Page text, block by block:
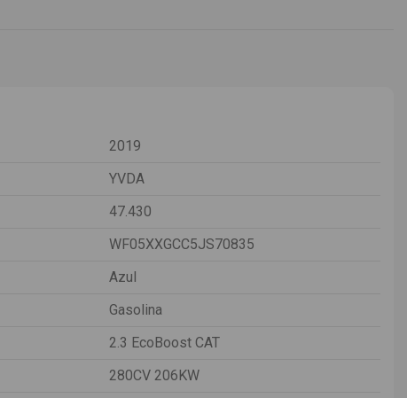
2019
YVDA
47.430
WF05XXGCC5JS70835
Azul
Gasolina
2.3 EcoBoost CAT
280CV 206KW